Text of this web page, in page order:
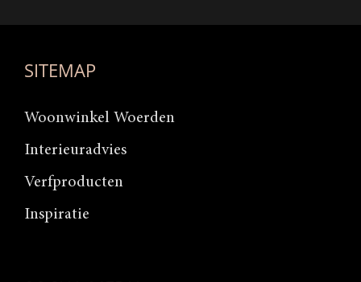
SITEMAP
Woonwinkel Woerden
Interieuradvies
Verfproducten
Inspiratie